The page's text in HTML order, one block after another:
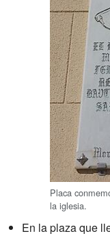
Placa
la iglesia.
En la plaza que